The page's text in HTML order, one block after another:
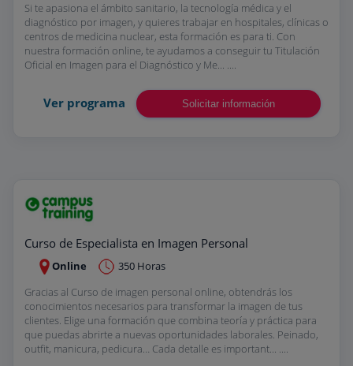
Si te apasiona el ámbito sanitario, la tecnología médica y el
diagnóstico por imagen, y quieres trabajar en hospitales, clínicas o
centros de medicina nuclear, esta formación es para ti. Con
nuestra formación online, te ayudamos a conseguir tu Titulación
Oficial en Imagen para el Diagnóstico y Me... ....
Ver programa Solicitar información
Curso de Especialista en Imagen Personal
Online
350 Horas
Gracias al Curso de imagen personal online, obtendrás los
conocimientos necesarios para transformar la imagen de tus
clientes. Elige una formación que combina teoría y práctica para
que puedas abrirte a nuevas oportunidades laborales. Peinado,
outfit, manicura, pedicura… Cada detalle es important... ....